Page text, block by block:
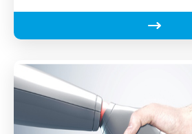
solicitantului aferent Acțiunii…